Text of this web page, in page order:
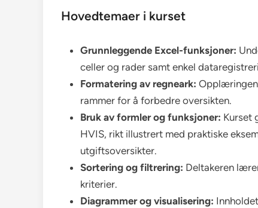
Hovedtemaer i kurset
Grunnleggende Excel-funksjoner:
celler og rader samt enkel
Formatering av regneark: Opplæringen
rammer for å forbedre oversikten.
Bruk av formler og funksjoner: Kurset
HVIS, rikt illustrert med praktiske
utgiftsoversikter.
Sortering og filtrering: Deltakeren
kriterier.
Diagrammer og visualisering: